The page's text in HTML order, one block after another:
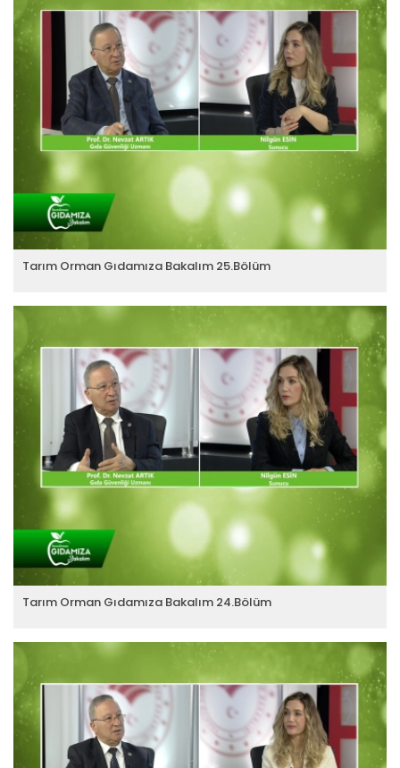
Tarım Orman Gıdamıza Bakalım 25.Bölüm
Tarım Orman Gıdamıza Bakalım 24.Bölüm